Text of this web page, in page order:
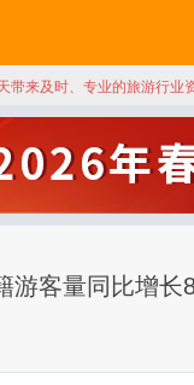
带来及时、专业的旅游行
游客量同比增长